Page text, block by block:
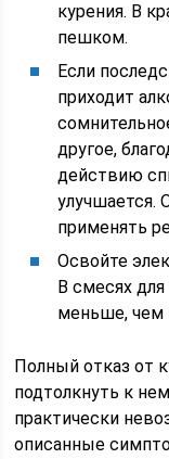
курения. В
пешком.
Если
приходит
другое,
действию
улучшается.
применять
Освойте
В смесях
меньше, чем
Полный отказ от
подтолкнуть к
практически
описанные